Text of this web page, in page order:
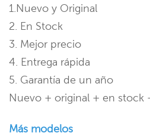
1.Nuevo y Original
2. En Stock
3. Mejor precio
4. Entrega rápida
5. Garantía de un año
Nuevo + original + en stock
Más modelos